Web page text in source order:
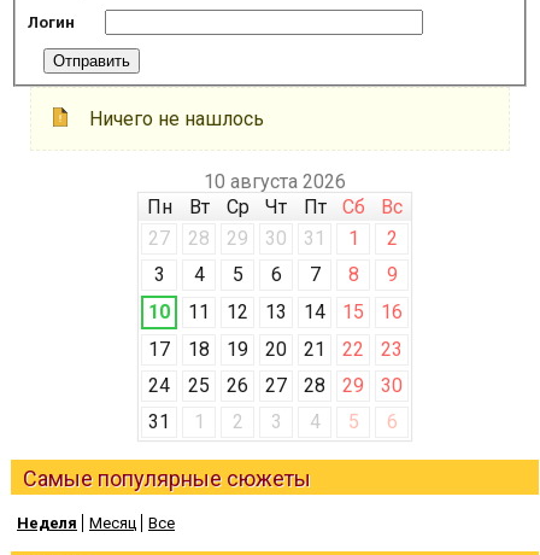
Логин
Отправить
Ничего не нашлось
10 августа 2026
Пн
Вт Ср Чт Пт Сб
Вс
27
28 29 30 31 1
2
3
4 5 6 7 8
9
10
11 12 13 14 15
16
17
18 19 20 21 22
23
24
25 26 27 28 29
30
31
1 2 3 4 5 6
Самые популярные сюжеты
Неделя Месяц Все